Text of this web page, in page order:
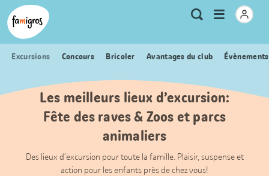
Signets
de
navigation
Header
Logo Métanavigation
RechercheOuvrir
Excursions Concours Bricoler Avantages du club
Les meilleurs lieux d’excursion:
Fête des raves & Zoos et parcs
animaliers
Des lieux d’excursion pour toute la famille. Plaisir, suspense et
action pour les enfants près de chez vous!